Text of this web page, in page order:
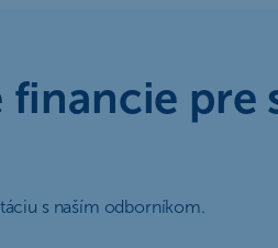
financie pre
s naším odborníkom.